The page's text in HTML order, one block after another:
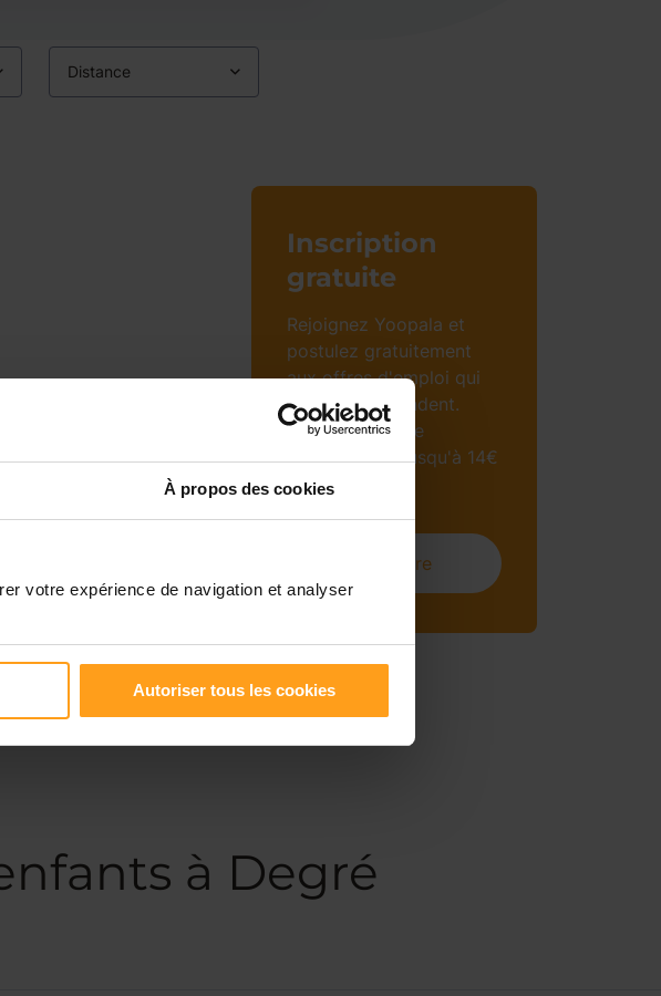
À propos des cookies
votre expérience de navigation et analyser
Autoriser tous les cookies
Distance
Inscription
gratuite​
Rejoignez Yoopala et
postulez gratuitement
aux offres d'emploi qui
vous correspondent.
Bénéficiez d'une
rémunération jusqu'à 14€
brut de l'heure.​
S'inscrire
à Degré